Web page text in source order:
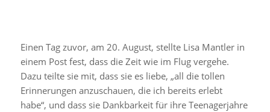
Einen Tag zuvor, am 20. August, stellte Lisa Mantler in
einem Post fest, dass die Zeit wie im Flug vergehe.
Dazu teilte sie mit, dass sie es liebe, „all die tollen
Erinnerungen anzuschauen, die ich bereits erlebt
habe“, und dass sie Dankbarkeit für ihre Teenagerjahre